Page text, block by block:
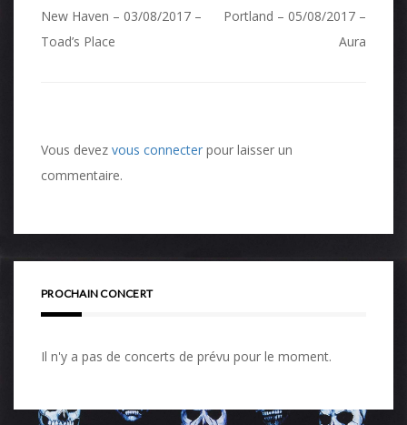
Navigation
de
New Haven – 03/08/2017 –
Toad’s Place
Portland – 05/08/2017 –
Aura
Vous devez vous connecter pour laisser un
commentaire.
PROCHAIN CONCERT
Il n'y a pas de concerts de prévu pour le moment.